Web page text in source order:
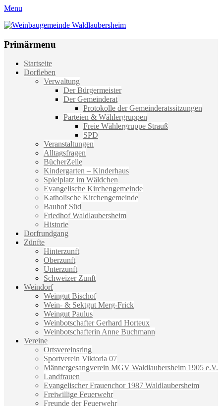
Menu
Weinbaugemeinde Waldlaubersheim
Primärmenu
Weiter
zum
Startseite
Dorfleben
Verwaltung
Der Bürgermeister
Der Gemeinderat
Protokolle der Gemeinderatssitzungen
Parteien & Wählergruppen
Freie Wählergruppe Strauß
SPD
Veranstaltungen
Alltagsfragen
BücherZelle
Kindergarten – Kinderhaus
Spielplatz im Wäldchen
Evangelische Kirchengemeinde
Katholische Kirchengemeinde
Bauhof Süd
Friedhof Waldlaubersheim
Historie
Dorfrundgang
Zünfte
Hinterzunft
Oberzunft
Unterzunft
Schweizer Zunft
Weindorf
Weingut Bischof
Wein- & Sektgut Merg-Frick
Weingut Paulus
Weinbotschafter Gerhard Horteux
Weinbotschafterin Anne Buchmann
Vereine
Ortsvereinsring
Sportverein Viktoria 07
Männergesangverein MGV Waldlaubersheim 1905 e.V.
Landfrauen
Evangelischer Frauenchor 1987 Waldlaubersheim
Freiwillige Feuerwehr
Freunde der Feuerwehr